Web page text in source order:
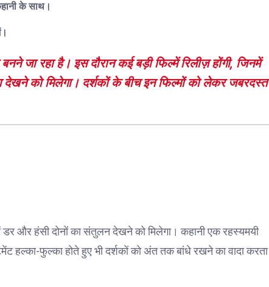
के साथ।
जा रहा है। इस दौरान कई बड़ी फिल्में रिलीज़ होंगी, जिनमें
देखने को मिलेगा। दर्शकों के बीच इन फिल्मों को लेकर जबरदस्त
और हंसी दोनों का संतुलन देखने को मिलेगा। कहानी एक रहस्यमयी
हल्का-फुल्का होते हुए भी दर्शकों को अंत तक बांधे रखने का वादा करता